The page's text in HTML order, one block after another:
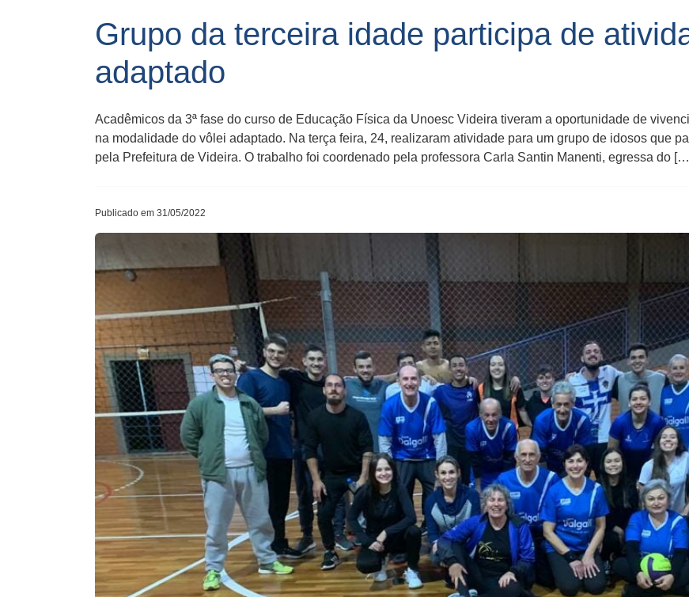
Grupo da terceira idade participa de
adaptado
Acadêmicos da 3ª fase do curso de Educação Física da Unoesc Videira tiveram a oportunidade de
na modalidade do vôlei adaptado. Na terça feira, 24, realizaram atividade para um grupo de idosos que
pela Prefeitura de Videira. O trabalho foi coordenado pela professora Carla Santin Manenti, egressa do
Publicado em 31/05/2022